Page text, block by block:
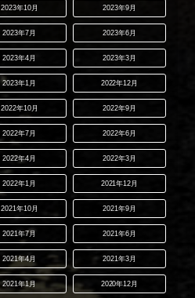
2023年10月 2023年9月
2023年7月 2023年6月
2023年4月 2023年3月
2023年1月 2022年12月
2022年10月 2022年9月
2022年7月 2022年6月
2022年4月 2022年3月
2022年1月 2021年12月
2021年10月 2021年9月
2021年7月 2021年6月
2021年4月 2021年3月
2021年1月 2020年12月